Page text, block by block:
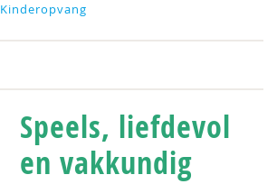
Kinderopvang
Speels, liefdevol
en vakkundig